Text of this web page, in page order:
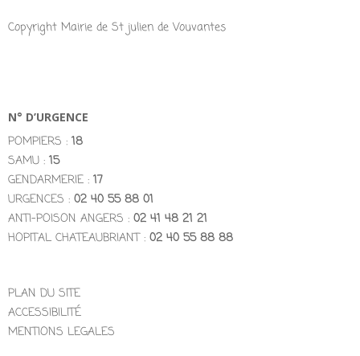
Copyright Mairie de St julien de Vouvantes
N° D’URGENCE
POMPIERS : 18
SAMU : 15
GENDARMERIE : 17
URGENCES : 02 40 55 88 01
ANTI-POISON ANGERS : 02 41 48 21 21
HOPITAL CHATEAUBRIANT : 02 40 55 88 88
PLAN DU SITE
ACCESSIBILITÉ
MENTIONS LEGALES